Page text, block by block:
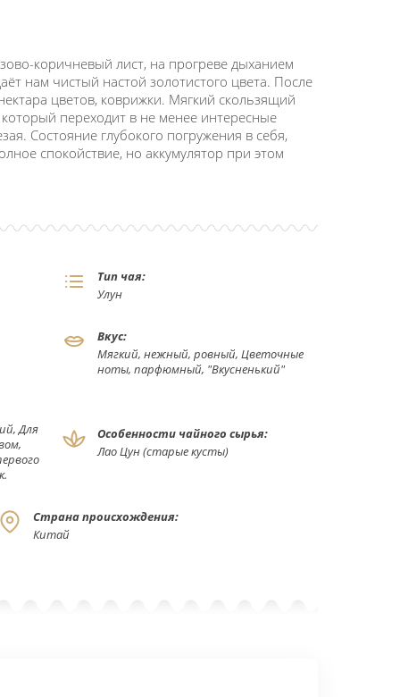
коричневый лист, на прогреве дыханием
нам чистый настой золотистого цвета. После
цветов, коврижки. Мягкий скользящий
переходит в не менее интересные
Состояние глубокого погружения в себя,
спокойствие, но аккумулятор при этом
Тип чая:
Улун
Вкус:
Мягкий, нежный, ровный, Цветочные
ноты, парфюмный, "Вкусненький"
Для
Особенности чайного сырья:
Лао Цун (старые кусты)
Страна происхождения:
Китай